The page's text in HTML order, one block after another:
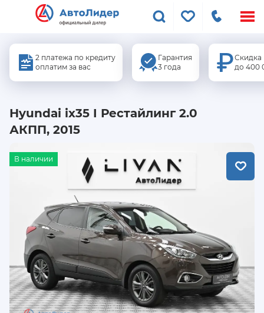
2 платежа по кредиту
оплатим за вас
Гарантия
3 года
Скидка
до 400
Hyundai ix35 I Рестайлинг 2.0
АКПП, 2015
В наличии